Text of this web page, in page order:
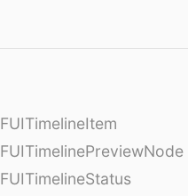
FUITimelineItem
FUITimelinePreviewNode
FUITimelineStatus